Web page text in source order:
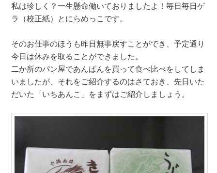
私は珍しく？一生懸命働いておりましたよ！毎日毎日ゲ
ラ（校正紙）とにらめっこです。
そのお仕事のほうも昨日無事戻すことができ、予定通り
今日は休みを取ることができました。
二か所のパン屋であんぱんを買って食べ比べをしてしま
いましたが、それをご紹介するのはさておき、先日いた
だいた「いちあんこ」をまずはご紹介しましょう。